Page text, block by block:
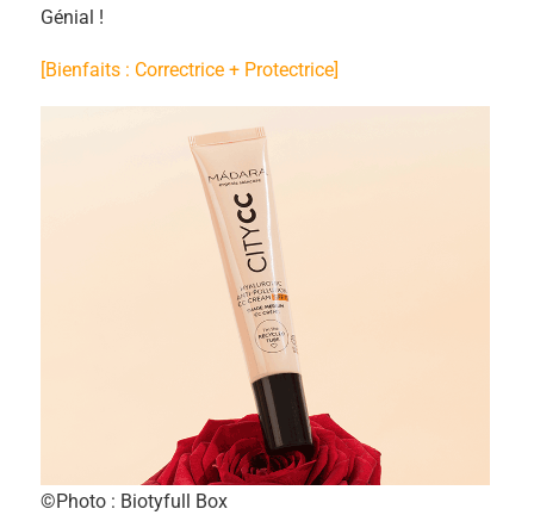
Génial !
[Bienfaits : Correctrice + Protectrice]
©Photo : Biotyfull Box